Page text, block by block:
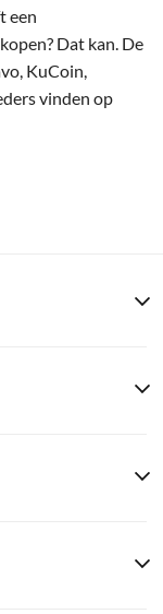
een
Dat kan. De
KuCoin,
vinden op